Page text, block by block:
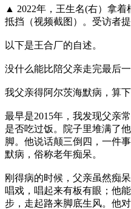
▲ 2022年，王生名(右）拿
抵挡（视频截图）。受访者
以下是王合厂的自述。
没什么能比陪父亲走完最后
我父亲得阿尔茨海默病，算下
最早是2015年，我发现父亲
是否吃过饭。院子里堆满了
脚。他说话颠三倒四，一件
默病，俗称老年痴呆。
刚得病的时候，父亲虽然痴
唱戏，唱起来有板有眼；他
步，走起路来脚底生风。他